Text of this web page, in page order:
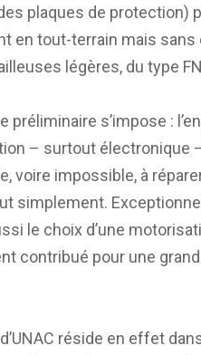
plaques de protection)
en tout-terrain mais
légères, du type
préliminaire s’impose :
– surtout électronique
voire impossible, à
simplement.
le choix d’une
contribué pour une
réside en effet